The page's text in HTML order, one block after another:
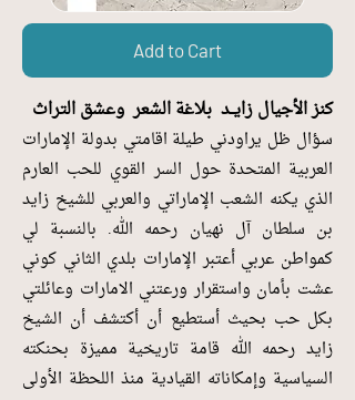
Add to Cart
كنز الأجيال زايــد بلاغة الشعر وعشق التراث
سؤال ظل يراودني طيلة اقامتي بدولة الإمارات
العربية المتحدة حول السر القوي للحب العارم
الذي يكنه الشعب الإماراتي والعربي للشيخ زايد
بن سلطان آل نهيان رحمه الله. بالنسبة لي
كمواطن عربي أعتبر الإمارات بلدي الثاني كوني
عشت بأمان واستقرار ورعتني الامارات وعائلتي
بكل حب بحيث أستطيع أن أكتشف أن الشيخ
زايد رحمه الله قامة تاريخية مميزة بحنكته
السياسية وإمكاناته القيادية منذ اللحظة الأولى